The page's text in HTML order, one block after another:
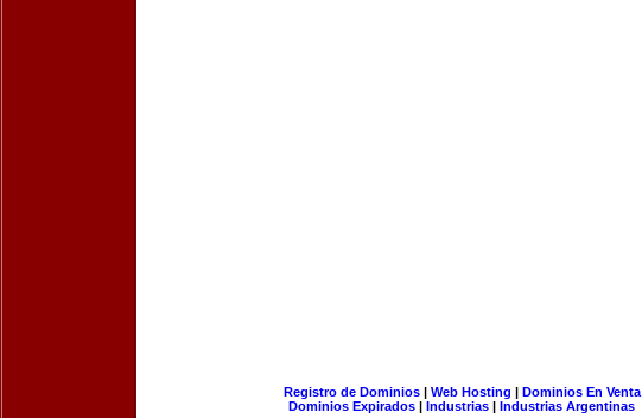
Registro de Dominios| Web Hosting | Dominios En Venta
Dominios Expirados | Industrias | Industrias Argentinas